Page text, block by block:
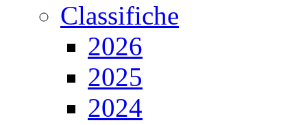
Classifiche
2026
2025
2024